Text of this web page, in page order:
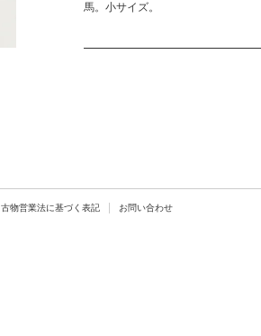
馬。小サイズ。
古物営業法に基づく表記 お問い合わせ